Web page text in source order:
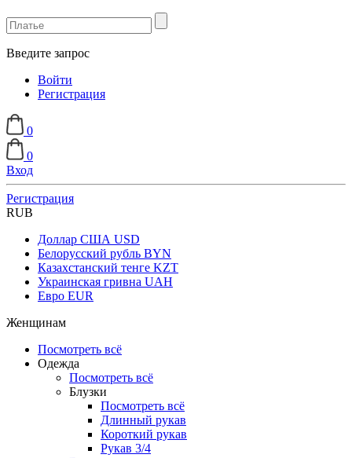
Введите запрос
Войти
Регистрация
0
0
Вход
Регистрация
RUB
Доллар США USD
Белорусский рубль BYN
Казахстанский тенге KZT
Украинская гривна UAH
Евро EUR
Женщинам
Посмотреть всё
Одежда
Посмотреть всё
Блузки
Посмотреть всё
Длинный рукав
Короткий рукав
Рукав 3/4